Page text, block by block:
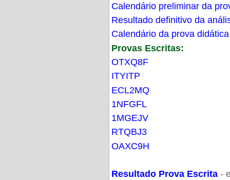
Calendário preliminar da
Resultado definitivo da
Calendário da prova didática
Provas Escritas:
OTXQ8F
ITYITP
ECL2MQ
1NFGFL
1MGEJV
RTQBJ3
OAXC9H
Resultado Prova Escrita -